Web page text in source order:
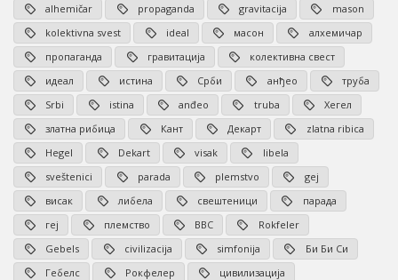
alhemičar
propaganda gravitacija
mason
kolektivna svest
ideal масон
алхемичар
пропаганда
гравитација
колективна свест
идеал
истина Срби анђео
труба
Srbi
istina anđeo truba
Хегел
златна рибица
Кант Декарт
zlatna ribica
Hegel
Dekart visak
libela
sveštenici
parada plemstvo
gej
висак
либела свештеници
парада
геј
племство BBC
Rokfeler
Gebels
civilizacija simfonija
Би Би Си
Гебелс
Рокфелер
цивилизација